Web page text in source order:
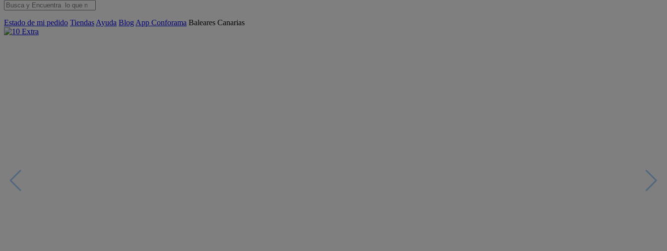
Estado de mi pedido Tiendas Ayuda Blog App Conforama Baleares Canarias